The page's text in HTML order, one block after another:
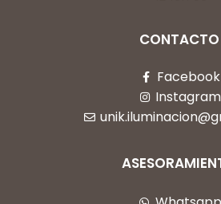
CONTACTO
Facebook
Instagram